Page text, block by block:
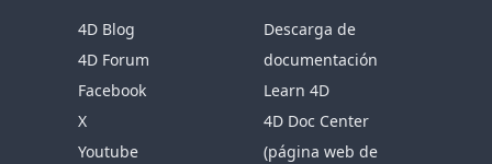
4D Blog
4D Forum
Facebook
X
Youtube
Descarga de
documentación
Learn 4D
4D Doc Center
(página web de